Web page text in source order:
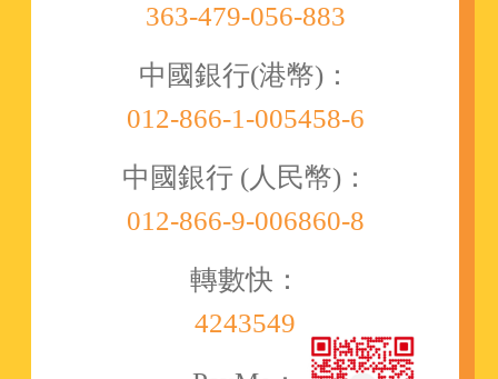
363-479-056-883
中國銀行(港幣)：
012-866-1-005458-6
中國銀行 (人民幣)：
012-866-9-006860-8
轉數快：
4243549